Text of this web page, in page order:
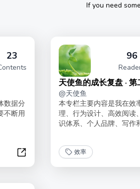
If you need some
23
数据分
不断用
手把手带你写SOP
96
天使鱼的成长复盘 ·
结）
@天使鱼
本专栏主要内容是我在效
理、行为设计、高效阅读
识体系、个人品牌、写作
效率